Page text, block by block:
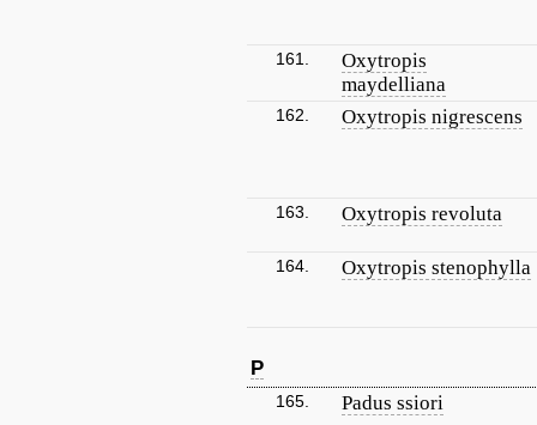
161.
Oxytropis
maydelliana
162. Oxytropis nigrescens
163. Oxytropis revoluta
164. Oxytropis stenophylla
P
165. Padus ssiori